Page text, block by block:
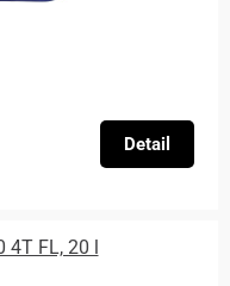
Detail
4T FL, 20 l